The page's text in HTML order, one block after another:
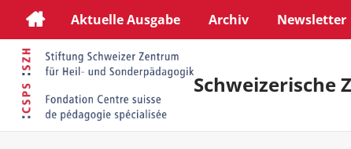
Aktuelle Ausgabe Archiv Newsletter
Schweizerische